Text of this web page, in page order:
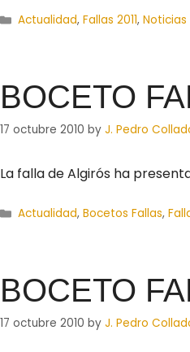
Actualidad, Fallas 2011, Noticias
BOCETO
17 octubre 2010 by J. Pedro
La falla de Algirós ha
Actualidad, Bocetos Fallas,
BOCETO
17 octubre 2010 by J. Pedro